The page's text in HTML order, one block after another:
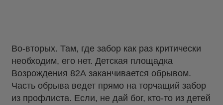
Во-вторых. Там, где забор как раз критически
необходим, его нет. Детская площадка
Возрождения 82А заканчивается обрывом.
Часть обрыва ведет прямо на торчащий забор
из профлиста. Если, не дай бог, кто-то из детей